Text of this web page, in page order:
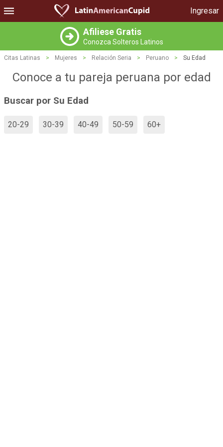
Ingresar
Afiliese Gratis
Conozca Solteros Latinos
Citas Latinas > Mujeres > Relación Seria > Peruano > Su Edad
Conoce a tu pareja peruana por edad
Buscar por Su Edad
20-29 30-39 40-49 50-59 60+